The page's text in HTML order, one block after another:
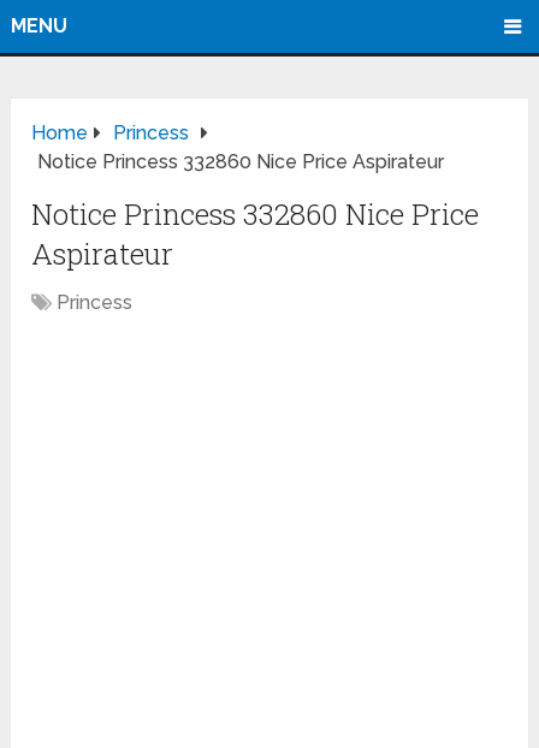
MENU
Home
Princess
Notice Princess 332860 Nice Price Aspirateur
Notice Princess 332860 Nice Price
Aspirateur
Princess